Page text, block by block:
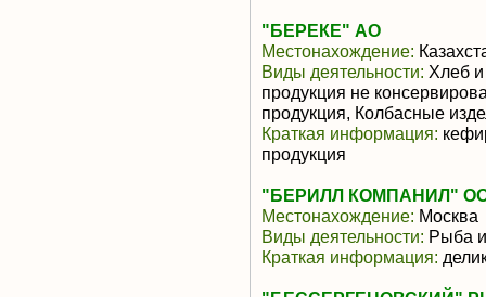
"БЕРЕКЕ" АО
Местонахождение:
Виды деятельности: Хлеб
продукция не
продукция, Колбасные
Краткая информация:
продукция
"БЕРИЛЛ КОМПАНИЛ"
Местонахождение: Москва
Виды деятельности: Рыба
Краткая информация: